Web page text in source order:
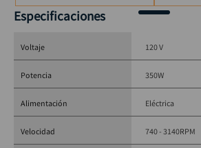
Especificaciones
Voltaje 120 V
Potencia 350W
Alimentación Eléctrica
Velocidad 740 - 3140RPM